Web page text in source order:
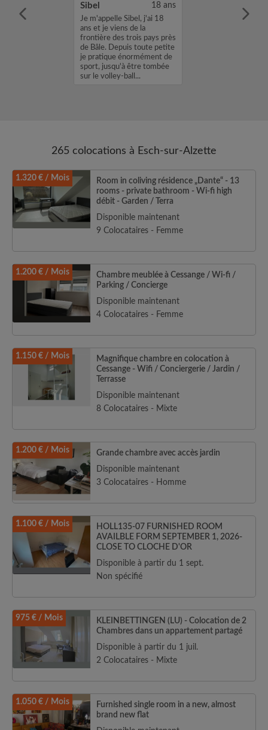
Abde,
Sibel 18 ans
Je m'appelle Sibel, j'ai 18
ans et je viens de la
frontière des trois pays près
de Bâle. Depuis toute petite
je pratique énormément de
sport, jusqu'à être tombée
sur le volley-ball...
265 colocations à Esch-sur-Alzette
1.320 € / Mois
Room in coliving résidence „Dante“ - 13
rooms - private bathroom - Wi-fi high
débit - Garden / Terra
Disponible maintenant
9 Colocataires - Femme
1.200 € / Mois
Chambre meublée à Cessange / Wi-fi /
Parking / Concierge
Disponible maintenant
4 Colocataires - Femme
1.150 € / Mois
Magnifique chambre en colocation à
Cessange - Wifi / Conciergerie / Jardin /
Terrasse
Disponible maintenant
8 Colocataires - Mixte
1.200 € / Mois
Grande chambre avec accès jardin
Disponible maintenant
3 Colocataires - Homme
1.100 € / Mois
HOLL135-07 FURNISHED ROOM
AVAILBLE FORM SEPTEMBER 1, 2026-
CLOSE TO CLOCHE D'OR
Disponible à partir du 1 sept.
Non spécifié
975 € / Mois
KLEINBETTINGEN (LU) - Colocation de 2
Chambres dans un appartement partagé
Disponible à partir du 1 juil.
2 Colocataires - Mixte
1.050 € / Mois
Furnished single room in a new, almost
brand new flat